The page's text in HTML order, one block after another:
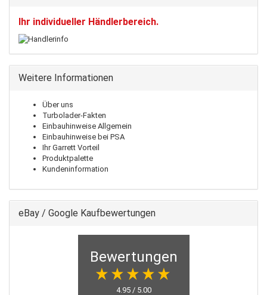
Ihr individueller Händlerbereich.
Weitere Informationen
Über uns
Turbolader-Fakten
Einbauhinweise Allgemein
Einbauhinweise bei PSA
Ihr Garrett Vorteil
Produktpalette
Kundeninformation
eBay / Google Kaufbewertungen
Bewertungen
4.95 / 5.00